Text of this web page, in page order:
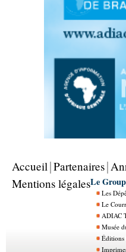
Accueil Partenaires
Mentions légalesLe
Les
Le
ADIAC
Musée
Éditions